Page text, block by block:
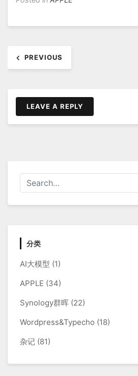
章
航
PREVIOUS
LEAVE A REPLY
分类
AI大模型 (1)
APPLE (34)
Synology群晖 (22)
Wordpress&Typecho (18)
杂记 (81)